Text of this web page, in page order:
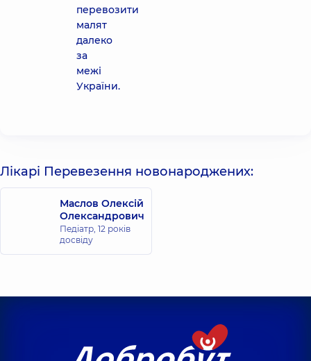
перевозити
малят
далеко
за
межі
України.
Лікарі Перевезення новонароджених:
Маслов Олексій
Олександрович
Педіатр, 12 років
досвіду